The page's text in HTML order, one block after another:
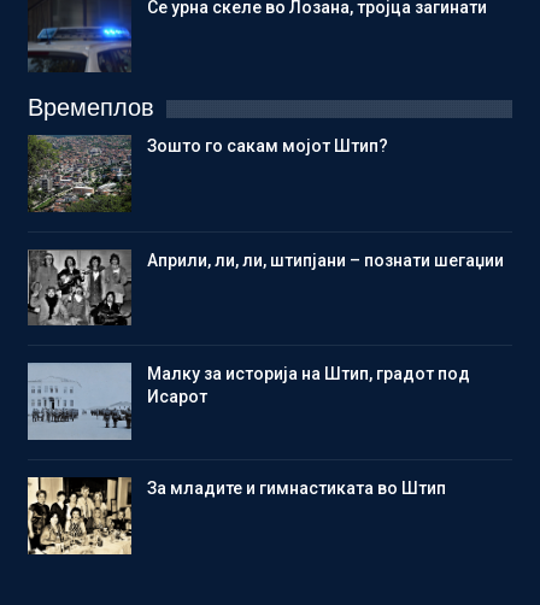
Се урна скеле во Лозана, тројца загинати
Времеплов
Зошто го сакам мојот Штип?
Aприли, ли, ли, штипјани – познати шегаџии
Малку за историја на Штип, градот под
Исарот
Зa младите и гимнастиката во Штип